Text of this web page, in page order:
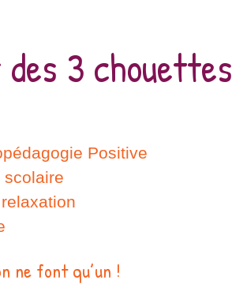
3 chouettes
Positive
scolaire
ne font qu’un !